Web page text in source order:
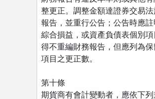
整更正。調整金額達證券交易
報告，並重行公告；公告時應
綜合損益，或資產負債表個別
得不重編財務報告，但應列為
項目之更正數。
第十條
期貨商有會計變動者，應依下列